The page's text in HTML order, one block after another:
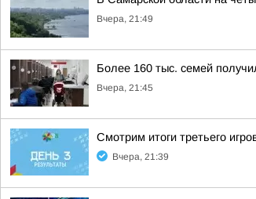
Вчера, 21:49
Более 160 тыс. семей
Вчера, 21:45
Смотрим итоги третьего
Вчера, 21:39